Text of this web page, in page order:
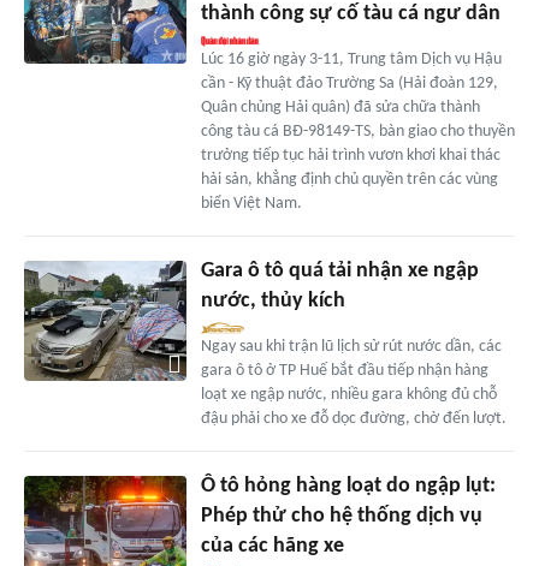
thành công sự cố tàu cá ngư dân
Lúc 16 giờ ngày 3-11, Trung tâm Dịch vụ Hậu
cần - Kỹ thuật đảo Trường Sa (Hải đoàn 129,
Quân chủng Hải quân) đã sửa chữa thành
công tàu cá BĐ-98149-TS, bàn giao cho thuyền
trưởng tiếp tục hải trình vươn khơi khai thác
hải sản, khẳng định chủ quyền trên các vùng
biển Việt Nam.
Gara ô tô quá tải nhận xe ngập
nước, thủy kích
Ngay sau khi trận lũ lịch sử rút nước dần, các
gara ô tô ở TP Huế bắt đầu tiếp nhận hàng
loạt xe ngập nước, nhiều gara không đủ chỗ
đậu phải cho xe đỗ dọc đường, chờ đến lượt.
Ô tô hỏng hàng loạt do ngập lụt:
Phép thử cho hệ thống dịch vụ
của các hãng xe